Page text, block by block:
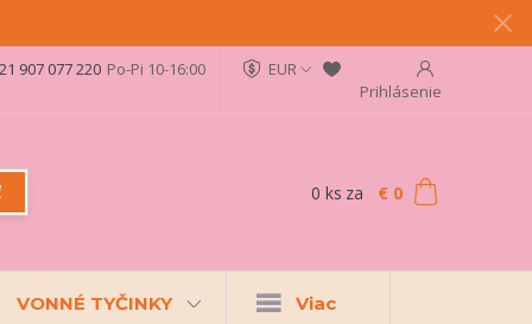
EUR
Prihlásenie
907 077 220 Po-Pi 10-16:00
0 ks za € 0
VONNÉ TYČINKY Viac